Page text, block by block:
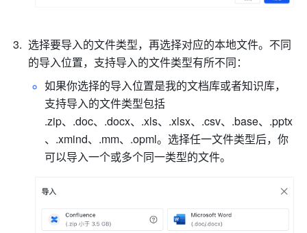
选择要导入的文件类型，再选择对应的本地文件。不同
的导入位置，支持导入的文件类型有所不同：
如果你选择的导入位置是我的文档库或者知识库，
支持导入的文件类型包括
.zip、.doc、.docx、.xls、.xlsx、.csv、.base、.pptx
、.xmind、.mm、.opml。选择任一文件类型后，你
可以导入一个或多个同一类型的文件。